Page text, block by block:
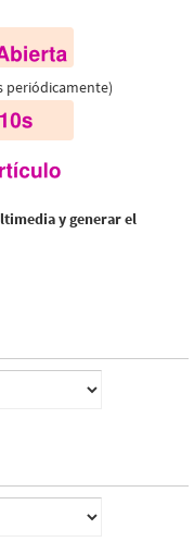
periódicamente)
y generar el